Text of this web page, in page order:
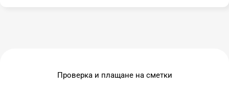
Проверка и плащане на сметки